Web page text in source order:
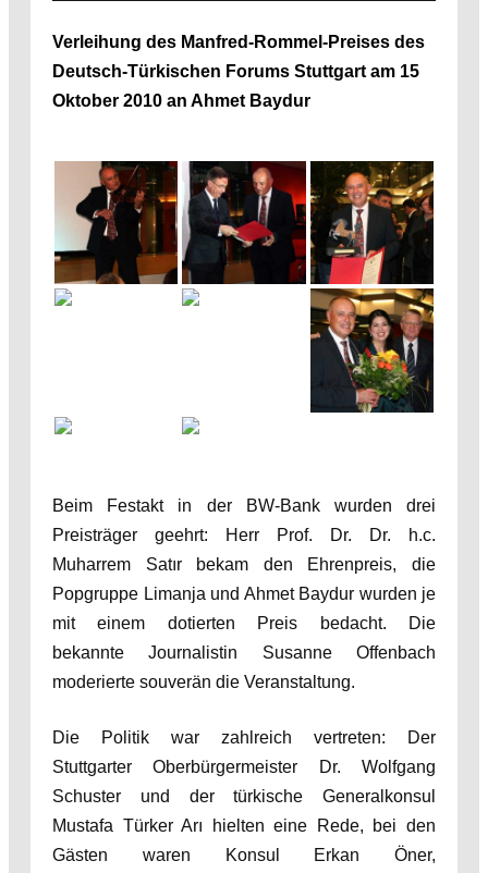
Verleihung des Manfred-Rommel-Preises des
Deutsch-Türkischen Forums Stuttgart am 15
Oktober 2010 an Ahmet Baydur
Beim Festakt in der BW-Bank wurden drei
Preisträger geehrt: Herr Prof. Dr. Dr. h.c.
Muharrem Satır bekam den Ehrenpreis, die
Popgruppe Limanja und Ahmet Baydur wurden je
mit einem dotierten Preis bedacht. Die
bekannte Journalistin Susanne Offenbach
moderierte souverän die Veranstaltung.
Die Politik war zahlreich vertreten: Der
Stuttgarter Oberbürgermeister Dr. Wolfgang
Schuster und der türkische Generalkonsul
Mustafa Türker Arı hielten eine Rede, bei den
Gästen waren Konsul Erkan Öner,